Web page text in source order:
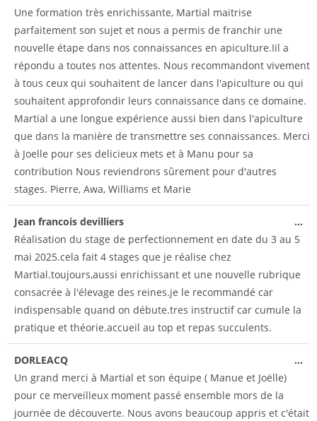
Une formation très enrichissante, Martial maitrise
parfaitement son sujet et nous a permis de franchir une
nouvelle étape dans nos connaissances en apiculture.Iil a
répondu a toutes nos attentes. Nous recommandont vivement
à tous ceux qui souhaitent de lancer dans l'apiculture ou qui
souhaitent approfondir leurs connaissance dans ce domaine.
Martial a une longue expérience aussi bien dans l'apiculture
que dans la manière de transmettre ses connaissances. Merci
à Joelle pour ses delicieux mets et à Manu pour sa
contribution Nous reviendrons sûrement pour d'autres
stages. Pierre, Awa, Williams et Marie
Jean francois devilliers
Réalisation du stage de perfectionnement en date du 3 au 5
mai 2025.cela fait 4 stages que je réalise chez
Martial.toujours,aussi enrichissant et une nouvelle rubrique
consacrée à l'élevage des reines.je le recommandé car
indispensable quand on débute.tres instructif car cumule la
pratique et théorie.accueil au top et repas succulents.
...
DORLEACQ
Un grand merci à Martial et son équipe ( Manue et Joëlle)
pour ce merveilleux moment passé ensemble mors de la
journée de découverte. Nous avons beaucoup appris et c'était
...